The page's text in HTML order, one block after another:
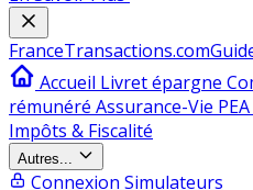
FranceTransactions.com
Accueil Livret épargne
rémunéré Assurance-Vie
Impôts & Fiscalité
Autres...
Connexion Simulateurs